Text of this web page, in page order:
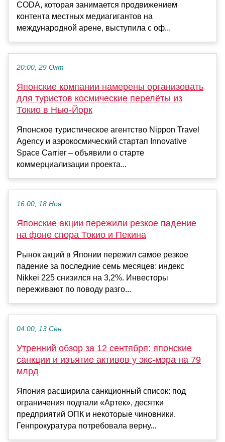
CODA, которая занимается продвижением
контента местных медиагигантов на
международной арене, выступила с оф...
20:00, 29 Окт
Японские компании намерены организовать
для туристов космические перелёты из
Токио в Нью-Йорк
Японское туристическое агентство Nippon Travel
Agency и аэрокосмический стартап Innovative
Space Carrier – объявили о старте
коммерциализации проекта...
16:00, 18 Ноя
Японские акции пережили резкое падение
на фоне спора Токио и Пекина
Рынок акций в Японии пережил самое резкое
падение за последние семь месяцев: индекс
Nikkei 225 снизился на 3,2%. Инвесторы
переживают по поводу разго...
04:00, 13 Сен
Утренний обзор за 12 сентября: японские
санкции и изъятие активов у экс-мэра на 79
млрд
Япония расширила санкционный список: под
ограничения подпали «Артек», десятки
предприятий ОПК и некоторые чиновники.
Генпрокуратура потребовала верну...